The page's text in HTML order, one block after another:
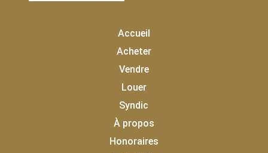
Accueil
Acheter
Vendre
Louer
Syndic
À propos
Honoraires